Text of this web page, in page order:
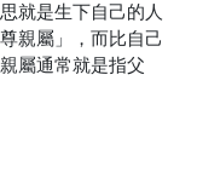
就是生下自己的人
親屬」，而比自己
屬通常就是指父